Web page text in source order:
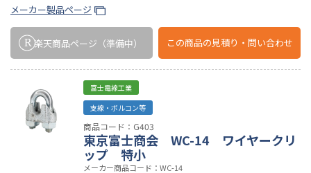
メーカー製品ページ
楽天商品ページ （準備中） この商品の見積り・問い合わせ
富士電線工業
支線・ボルコン等
商品コード：G403
東京富士商会 WC-14 ワイヤークリ
ップ 特小
メーカー商品コード：WC-14